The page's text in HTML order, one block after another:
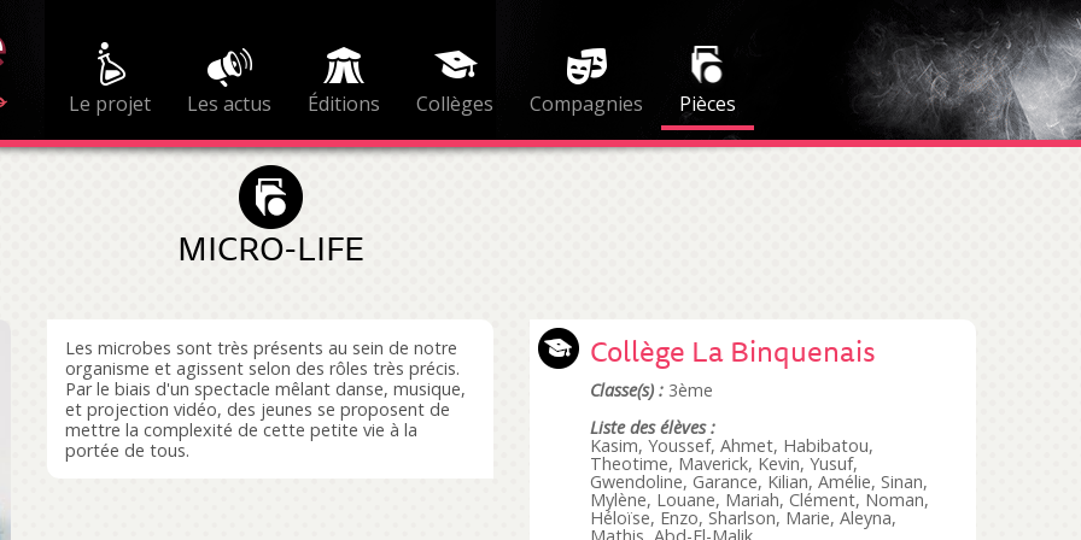
Le projet Les actus Éditions Collèges Compagnies Pièces
MICRO-LIFE
Les microbes sont très présents au sein de notre
organisme et agissent selon des rôles très précis.
Par le biais d'un spectacle mêlant danse, musique,
et projection vidéo, des jeunes se proposent de
mettre la complexité de cette petite vie à la
portée de tous.
Collège La Binquenais
Classe(s) : 3ème
Liste des élèves :
Kasim, Youssef, Ahmet, Habibatou,
Theotime, Maverick, Kevin, Yusuf,
Gwendoline, Garance, Kilian, Amélie, Sinan,
Mylène, Louane, Mariah, Clément, Noman,
Héloïse, Enzo, Sharlson, Marie, Aleyna,